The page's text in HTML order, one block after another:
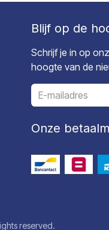
Blijf op de
Schrijf je in op
hoogte van de
Onze
reserved.